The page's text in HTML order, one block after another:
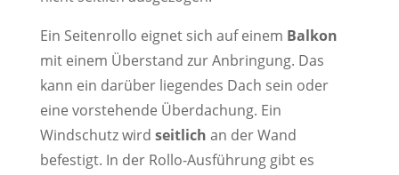
Ein Seitenrollo eignet sich auf einem Balkon
mit einem Überstand zur Anbringung. Das
kann ein darüber liegendes Dach sein oder
eine vorstehende Überdachung. Ein
Windschutz wird seitlich an der Wand
befestigt. In der Rollo-Ausführung gibt es